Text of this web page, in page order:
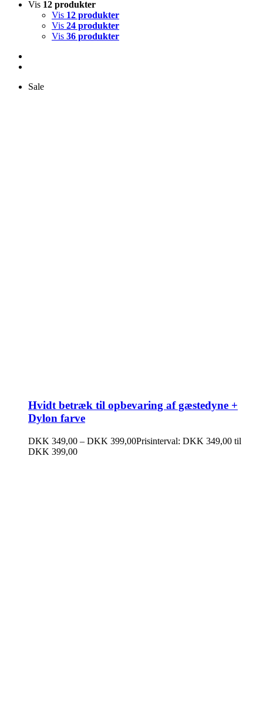
Vis 12 produkter
Vis 12 produkter
Vis 24 produkter
Vis 36 produkter
Sale
Hvidt betræk til opbevaring af gæstedyne +
Dylon farve
DKK 349,00 – DKK 399,00Prisinterval: DKK 349,00 til
DKK 399,00